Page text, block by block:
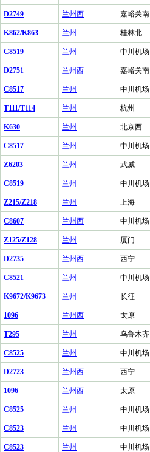
D2749 兰州西 嘉峪关南
K862/K863 兰州 桂林北
C8519 兰州 中川机场
D2751 兰州西 嘉峪关南
C8517 兰州 中川机场
T111/T114 兰州 杭州
K630 兰州 北京西
C8517 兰州 中川机场
Z6203 兰州 武威
C8519 兰州 中川机场
Z215/Z218 兰州 上海
C8607 兰州西 中川机场
Z125/Z128 兰州 厦门
D2735 兰州西 西宁
C8521 兰州 中川机场
K9672/K9673 兰州 长征
1096 兰州西 太原
T295 兰州 乌鲁木齐
C8525 兰州 中川机场
D2723 兰州西 西宁
1096 兰州西 太原
C8525 兰州 中川机场
C8523 兰州 中川机场
C8523 兰州 中川机场